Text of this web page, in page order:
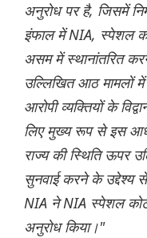
अनुरोध पर है, जिसमें
इंफाल में NIA, स्पेशल
असम में स्थानांतरित
उल्लिखित आठ मामलों में
आरोपी व्यक्तियों के
लिए मुख्य रूप से इस
राज्य की स्थिति ऊपर
सुनवाई करने के उद्देश्य
NIA ने NIA स्पेशल
अनुरोध किया।"